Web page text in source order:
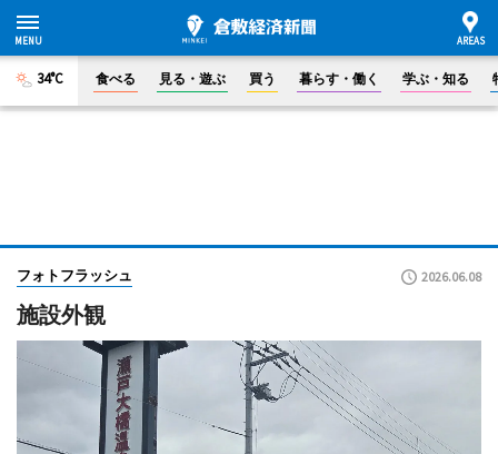
34°C 食べる 見る・遊ぶ 買う 暮らす・働く 学ぶ・知る
フォトフラッシュ 2026.06.08
施設外観